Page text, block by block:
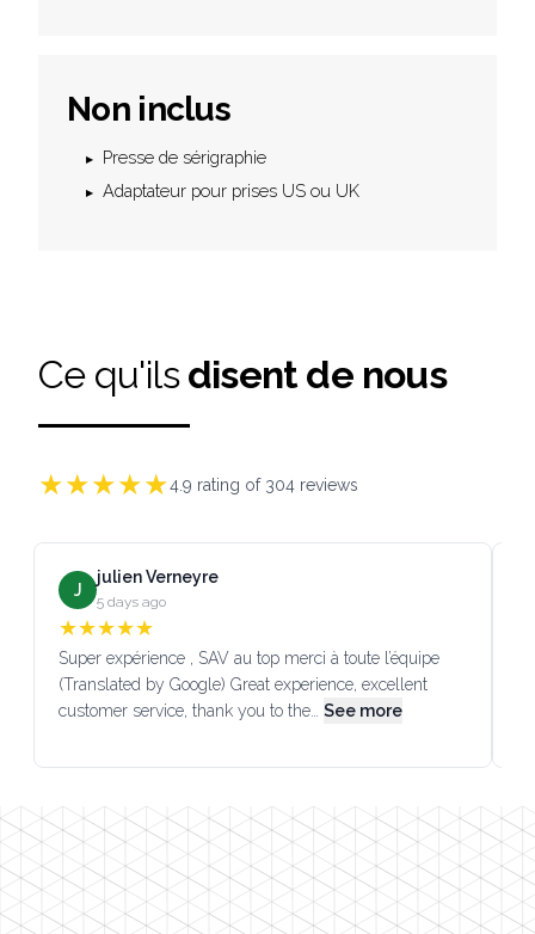
Non inclus
Presse de sérigraphie
Adaptateur pour prises US ou UK
Ce qu'ilsdisent de nous
★★★★★4.9 rating of 304 reviews
J
julien Verneyre
5 days ago
★★★★★
Super expérience , SAV au top merci à toute l’équipe
(Translated by Google) Great experience, excellent
customer service, thank you to the…
See more
Footer